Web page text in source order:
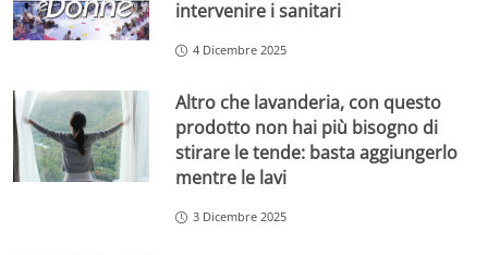
intervenire i sanitari
4 Dicembre 2025
Altro che lavanderia, con questo
prodotto non hai più bisogno di
stirare le tende: basta aggiungerlo
mentre le lavi
3 Dicembre 2025